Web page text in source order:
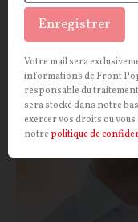
POLITIQUE
Enregistrer
Votre mail sera
informations de Front
responsable du
sera stocké dans notre
exercer vos droits ou
notre politique de